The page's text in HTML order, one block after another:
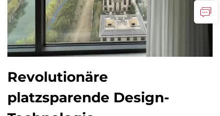
Revolutionäre
platzsparende Design-